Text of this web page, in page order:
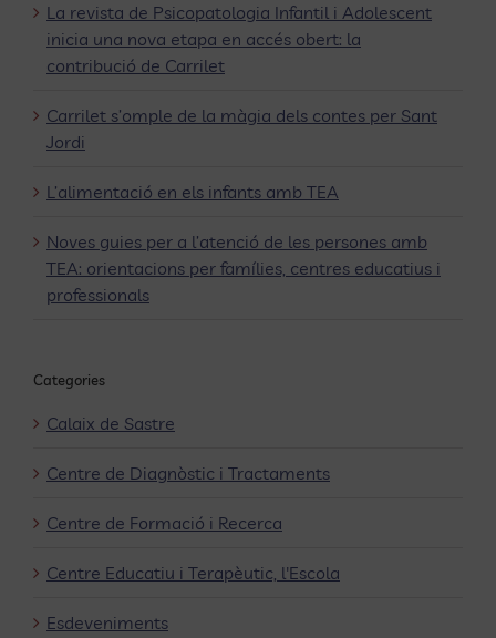
La revista de Psicopatologia Infantil i Adolescent
inicia una nova etapa en accés obert: la
contribució de Carrilet
Carrilet s’omple de la màgia dels contes per Sant
Jordi
L’alimentació en els infants amb TEA
Noves guies per a l’atenció de les persones amb
TEA: orientacions per famílies, centres educatius i
professionals
Categories
Calaix de Sastre
Centre de Diagnòstic i Tractaments
Centre de Formació i Recerca
Centre Educatiu i Terapèutic, l'Escola
Esdeveniments